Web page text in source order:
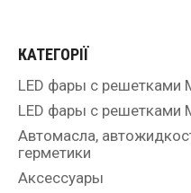
КАТЕГОРІЇ
LED фары с решетками
LED фары с решетками
Автомасла,
герметики
Аксессуары